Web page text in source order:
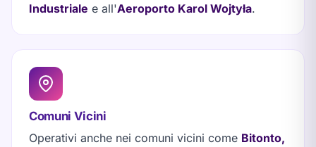
Industriale e all'Aeroporto Karol Wojtyła.
Comuni Vicini
Operativi anche nei comuni vicini come Bitonto,